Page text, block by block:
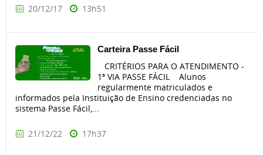
20/12/17 13h51
Carteira Passe Fácil
CRITÉRIOS PARA O ATENDIMENTO -
1ª VIA PASSE FÁCIL Alunos
regularmente matriculados e
informados pela Instituição de Ensino credenciadas no
sistema Passe Fácil,...
21/12/22 17h37